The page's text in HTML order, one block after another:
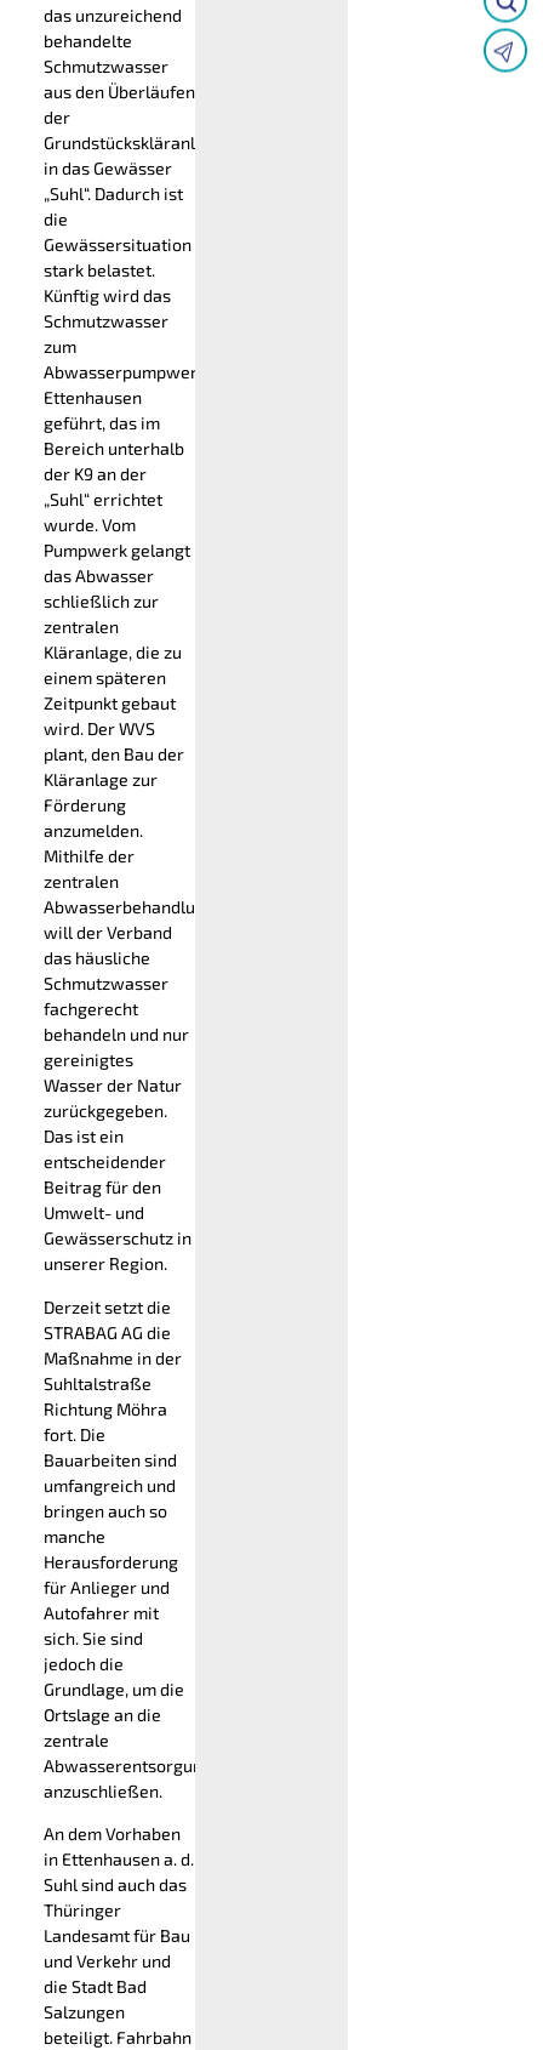
das unzureichend
behandelte
Schmutzwasser
aus den Überläufen
der
Grundstückskläranlagen
in das Gewässer
„Suhl“. Dadurch ist
die
Gewässersituation
stark belastet.
Künftig wird das
Schmutzwasser
zum
Abwasserpumpwerk
Ettenhausen
geführt, das im
Bereich unterhalb
der K9 an der
„Suhl“ errichtet
wurde. Vom
Pumpwerk gelangt
das Abwasser
schließlich zur
zentralen
Kläranlage, die zu
einem späteren
Zeitpunkt gebaut
wird. Der WVS
plant, den Bau der
Kläranlage zur
Förderung
anzumelden.
Mithilfe der
zentralen
Abwasserbehandlung
will der Verband
das häusliche
Schmutzwasser
fachgerecht
behandeln und nur
gereinigtes
Wasser der Natur
zurückgegeben.
Das ist ein
entscheidender
Beitrag für den
Umwelt- und
Gewässerschutz in
unserer Region.
Derzeit setzt die
STRABAG AG die
Maßnahme in der
Suhltalstraße
Richtung Möhra
fort. Die
Bauarbeiten sind
umfangreich und
bringen auch so
manche
Herausforderung
für Anlieger und
Autofahrer mit
sich. Sie sind
jedoch die
Grundlage, um die
Ortslage an die
zentrale
Abwasserentsorgung
anzuschließen.
An dem Vorhaben
in Ettenhausen a. d.
Suhl sind auch das
Thüringer
Landesamt für Bau
und Verkehr und
die Stadt Bad
Salzungen
beteiligt. Fahrbahn